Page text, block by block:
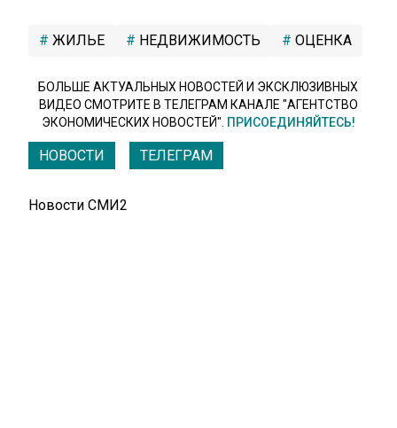
ЖИЛЬЕ НЕДВИЖИМОСТЬ ОЦЕНКА
БОЛЬШЕ АКТУАЛЬНЫХ НОВОСТЕЙ И ЭКСКЛЮЗИВНЫХ
ВИДЕО СМОТРИТЕ В ТЕЛЕГРАМ КАНАЛЕ "АГЕНТСТВО
ЭКОНОМИЧЕСКИХ НОВОСТЕЙ". ПРИСОЕДИНЯЙТЕСЬ!
НОВОСТИ ТЕЛЕГРАМ
Новости СМИ2